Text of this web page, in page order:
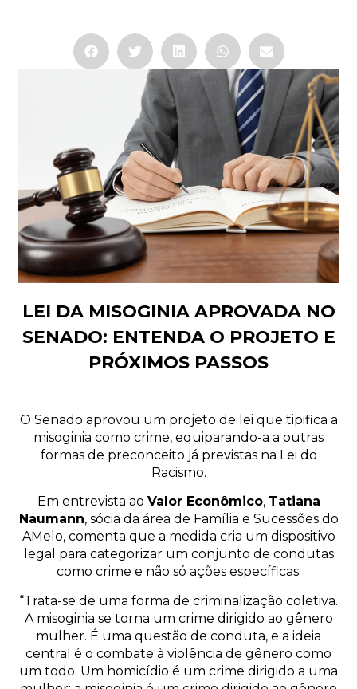
LEI DA MISOGINIA APROVADA NO
SENADO: ENTENDA O PROJETO E
PRÓXIMOS PASSOS
O Senado aprovou um projeto de lei que tipifica a
misoginia como crime, equiparando-a a outras
formas de preconceito já previstas na Lei do
Racismo.
Em entrevista ao Valor Econômico, Tatiana
Naumann, sócia da área de Família e Sucessões do
AMelo, comenta que a medida cria um dispositivo
legal para categorizar um conjunto de condutas
como crime e não só ações específicas.
“Trata-se de uma forma de criminalização coletiva.
A misoginia se torna um crime dirigido ao gênero
mulher. É uma questão de conduta, e a ideia
central é o combate à violência de gênero como
um todo. Um homicídio é um crime dirigido a uma